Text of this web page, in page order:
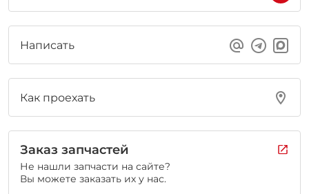
Написать
Как проехать
Заказ запчастей
Не нашли запчасти на сайте?
Вы можете заказать их у нас.